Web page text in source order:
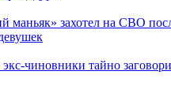
маньяк» захотел на СВО
чиновники тайно